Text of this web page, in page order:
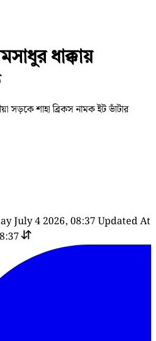
ধাক্কায়
সড়কে শাহা ব্রিকস নামক ইট ভাঁটার
July 4 2026, 08:37 Updated At